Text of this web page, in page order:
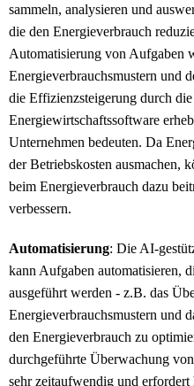
sammeln, analysieren und
die den Energieverbrauch
Automatisierung von Aufgaben
Energieverbrauchsmustern und
die Effizienzsteigerung durch
Energiewirtschaftssoftware
Unternehmen bedeuten. Da
der Betriebskosten ausmachen,
beim Energieverbrauch dazu
verbessern.
Automatisierung: Die AI-
kann Aufgaben automatisieren,
ausgeführt werden - z.B. das
Energieverbrauchsmustern und
den Energieverbrauch zu
durchgeführte Überwachung
sehr zeitaufwendig und erfordert